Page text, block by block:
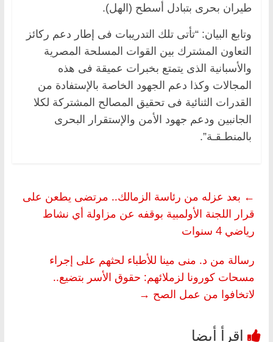
طيران بحرى بتبادل أسطح (الهل).
وتابع البيان: “تأتى تلك التدريبات فى إطار دعم ركائز
التعاون المشترك بين القوات المسلحة المصرية
والأسبانية الذى يتمتع بخبرات عميقة فى هذه
المجالات وكذا دعم الجهود الخاصة بالإستفادة من
القدرات الثنائية فى تحقيق المصالح المشتركة لكلا
الجانبين ودعم جهود الأمن والإستقرار البحرى
بالمنطـقـة”.
← بعد عزله من رئاسة الزمالك.. مرتضى يطعن على
قرار اللجنة الأولمبية بوقفه عن مزاولة أي نشاط
رياضي 4 سنوات
رسالة من د. منى مينا للأطباء لحثهم على إجراء
مسحات كورونا لزملائهم: حقوق الأسر بتضيع..
لاتخافوا من عمل الصح →